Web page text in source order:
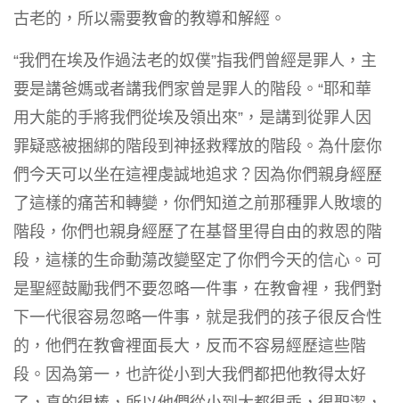
古老的，所以需要教會的教導和解經。
“我們在埃及作過法老的奴僕”指我們曾經是罪人，主
要是講爸媽或者講我們家曾是罪人的階段。“耶和華
用大能的手將我們從埃及領出來”，是講到從罪人因
罪疑惑被捆綁的階段到神拯救釋放的階段。為什麼你
們今天可以坐在這裡虔誠地追求？因為你們親身經歷
了這樣的痛苦和轉變，你們知道之前那種罪人敗壞的
階段，你們也親身經歷了在基督里得自由的救恩的階
段，這樣的生命動蕩改變堅定了你們今天的信心。可
是聖經鼓勵我們不要忽略一件事，在教會裡，我們對
下一代很容易忽略一件事，就是我們的孩子很反合性
的，他們在教會裡面長大，反而不容易經歷這些階
段。因為第一，也許從小到大我們都把他教得太好